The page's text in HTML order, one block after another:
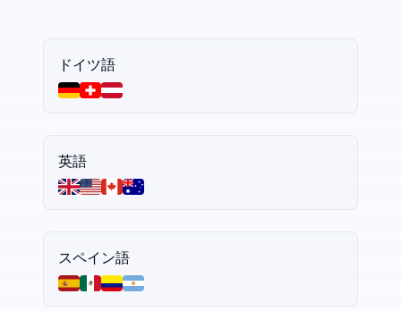
ドイツ語
英語
スペイン語